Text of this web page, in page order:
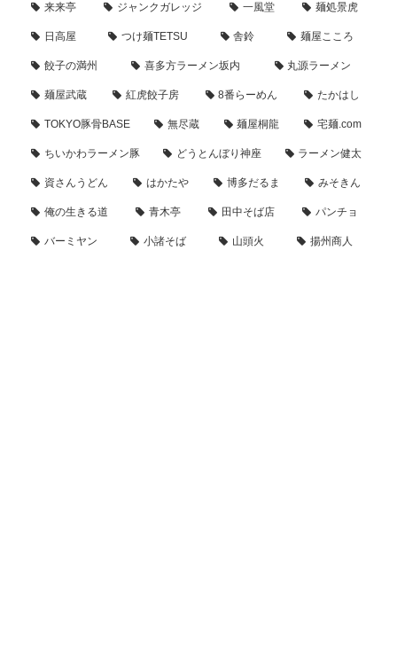
来来亭 ジャンクガレッジ 一風堂 麺処景虎
日高屋 つけ麺TETSU 舎鈴 麺屋こころ
餃子の満州 喜多方ラーメン坂内 丸源ラーメン
麺屋武蔵 紅虎餃子房 8番らーめん たかはし
TOKYO豚骨BASE 無尽蔵 麺屋桐龍 宅麺.com
ちいかわラーメン豚 どうとんぼり神座 ラーメン健太
資さんうどん はかたや 博多だるま みそきん
俺の生きる道 青木亭 田中そば店 パンチョ
バーミヤン 小諸そば 山頭火 揚州商人